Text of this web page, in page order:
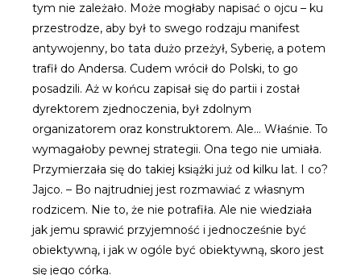
tym nie zależało. Może mogłaby napisać o ojcu – ku
przestrodze, aby był to swego rodzaju manifest
antywojenny, bo tata dużo przeżył, Syberię, a potem
trafił do Andersa. Cudem wrócił do Polski, to go
posadzili. Aż w końcu zapisał się do partii i został
dyrektorem zjednoczenia, był zdolnym
organizatorem oraz konstruktorem. Ale… Właśnie. To
wymagałoby pewnej strategii. Ona tego nie umiała.
Przymierzała się do takiej książki już od kilku lat. I co?
Jajco. – Bo najtrudniej jest rozmawiać z własnym
rodzicem. Nie to, że nie potrafiła. Ale nie wiedziała
jak jemu sprawić przyjemność i jednocześnie być
obiektywną, i jak w ogóle być obiektywną, skoro jest
się jego córką.